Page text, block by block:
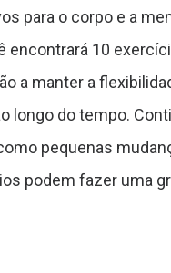
para o corpo e a
encontrará 10
a manter a
longo do tempo.
pequenas
podem fazer uma